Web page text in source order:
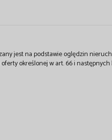
jest na podstawie oględzin
określonej w art. 66 i następnych